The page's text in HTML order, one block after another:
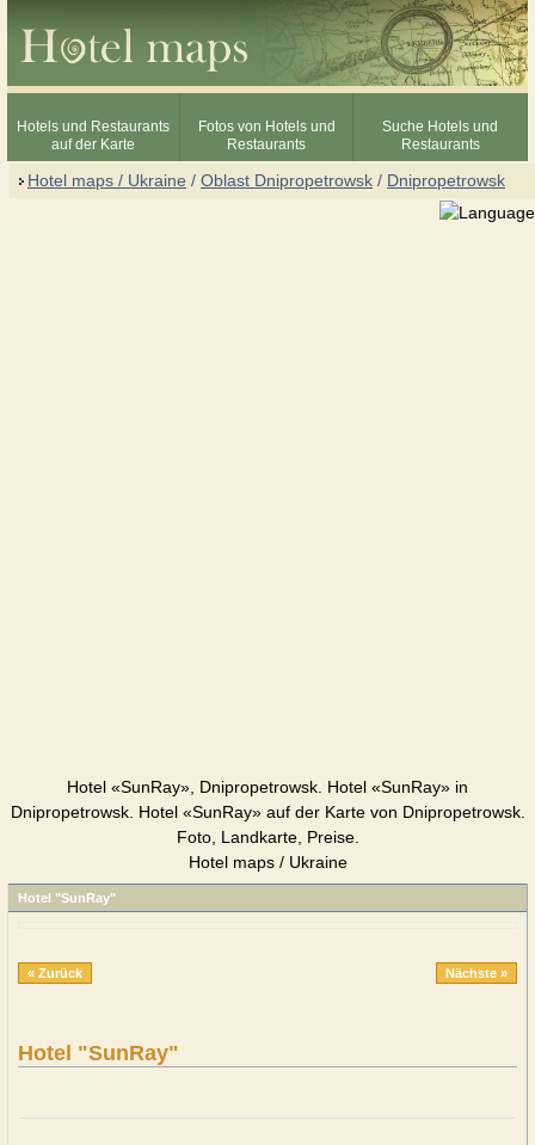
Hotels und Restaurants
auf der Karte
Fotos von Hotels und
Restaurants
Suche Hotels und
Restaurants
Hotel maps / Ukraine / Oblast Dnipropetrowsk / Dnipropetrowsk
Hotel «SunRay», Dnipropetrowsk. Hotel «SunRay» in
Dnipropetrowsk. Hotel «SunRay» auf der Karte von Dnipropetrowsk.
Foto, Landkarte, Preise.
Hotel maps / Ukraine
Hotel "SunRay"
« Zurück Nächste »
Hotel "SunRay"